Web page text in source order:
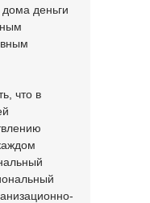
деньги
что в